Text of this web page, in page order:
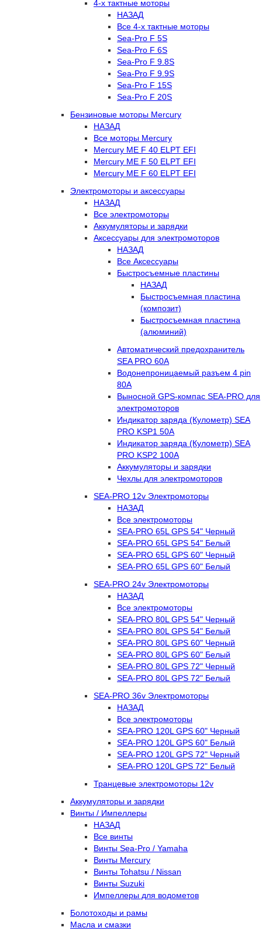
4-х тактные моторы
НАЗАД
Все 4-х тактные моторы
Sea-Pro F 5S
Sea-Pro F 6S
Sea-Pro F 9.8S
Sea-Pro F 9.9S
Sea-Pro F 15S
Sea-Pro F 20S
Бензиновые моторы Mercury
НАЗАД
Все моторы Mercury
Mercury ME F 40 ELPT EFI
Mercury ME F 50 ELPT EFI
Mercury ME F 60 ELPT EFI
Электромоторы и аксессуары
НАЗАД
Все электромоторы
Аккумуляторы и зарядки
Аксессуары для электромоторов
НАЗАД
Все Аксессуары
Быстросъемные пластины
НАЗАД
Быстросъемная пластина
(композит)
Быстросъемная пластина
(алюминий)
Автоматический предохранитель
SEA PRO 60А
Водонепроницаемый разъем 4 pin
80А
Выносной GPS-компас SEA-PRO для
электромоторов
Индикатор заряда (Кулометр) SEA
PRO KSP1 50А
Индикатор заряда (Кулометр) SEA
PRO KSP2 100А
Аккумуляторы и зарядки
Чехлы для электромоторов
SEA-PRO 12v Электромоторы
НАЗАД
Все электромоторы
SEA-PRO 65L GPS 54" Черный
SEA-PRO 65L GPS 54" Белый
SEA-PRO 65L GPS 60" Черный
SEA-PRO 65L GPS 60" Белый
SEA-PRO 24v Электромоторы
НАЗАД
Все электромоторы
SEA-PRO 80L GPS 54" Черный
SEA-PRO 80L GPS 54" Белый
SEA-PRO 80L GPS 60" Черный
SEA-PRO 80L GPS 60" Белый
SEA-PRO 80L GPS 72" Черный
SEA-PRO 80L GPS 72" Белый
SEA-PRO 36v Электромоторы
НАЗАД
Все электромоторы
SEA-PRO 120L GPS 60" Черный
SEA-PRO 120L GPS 60" Белый
SEA-PRO 120L GPS 72" Черный
SEA-PRO 120L GPS 72" Белый
Транцевые электромоторы 12v
Аккумуляторы и зарядки
Винты / Импеллеры
НАЗАД
Все винты
Винты Sea-Pro / Yamaha
Винты Mercury
Винты Tohatsu / Nissan
Винты Suzuki
Импеллеры для водометов
Болотоходы и рамы
Масла и смазки